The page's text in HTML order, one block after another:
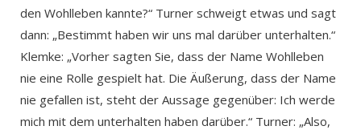
den Wohlleben kannte?“ Turner schweigt etwas und sagt
dann: „Bestimmt haben wir uns mal darüber unterhalten.“
Klemke: „Vorher sagten Sie, dass der Name Wohlleben
nie eine Rolle gespielt hat. Die Äußerung, dass der Name
nie gefallen ist, steht der Aussage gegenüber: Ich werde
mich mit dem unterhalten haben darüber.“ Turner: „Also,